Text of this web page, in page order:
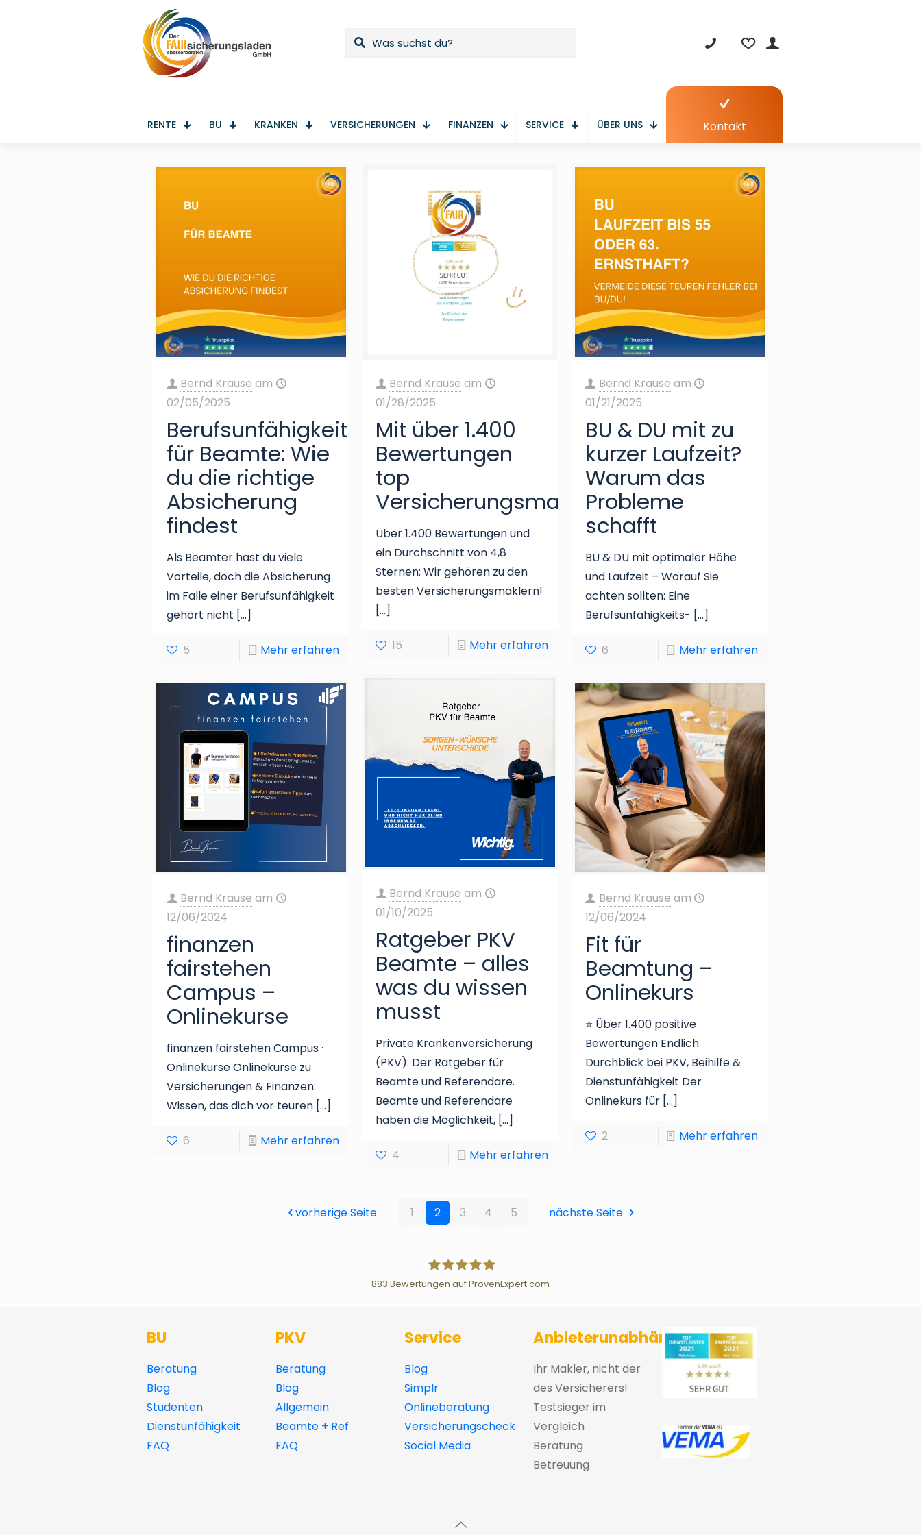
RENTE BU KRANKEN VERSICHERUNGEN FINANZEN SERVICE ÜBER UNS Kontakt
Bernd Krause am
02/05/2025
Berufsunfähigkeitsversicherung
für Beamte: Wie
du die richtige
Absicherung
findest
Als Beamter hast du viele
Vorteile, doch die Absicherung
im Falle einer Berufsunfähigkeit
gehört nicht […]
5 Mehr erfahren
Bernd Krause am
01/28/2025
Mit über 1.400
Bewertungen
top
Versicherungsmakler
Über 1.400 Bewertungen und
ein Durchschnitt von 4,8
Sternen: Wir gehören zu den
besten Versicherungsmaklern!
[…]
15 Mehr erfahren
Bernd Krause am
01/21/2025
BU & DU mit zu
kurzer Laufzeit?
Warum das
Probleme
schafft
BU & DU mit optimaler Höhe
und Laufzeit – Worauf Sie
achten sollten: Eine
Berufsunfähigkeits- […]
6 Mehr erfahren
Bernd Krause am
01/10/2025
Ratgeber PKV
Beamte – alles
was du wissen
musst
Private Krankenversicherung
(PKV): Der Ratgeber für
Beamte und Referendare.
Beamte und Referendare
haben die Möglichkeit, […]
4 Mehr erfahren
Bernd Krause am
12/06/2024
finanzen
fairstehen
Campus –
Onlinekurse
finanzen fairstehen Campus ·
Onlinekurse Onlinekurse zu
Versicherungen & Finanzen:
Wissen, das dich vor teuren […]
6 Mehr erfahren
Bernd Krause am
12/06/2024
Fit für
Beamtung –
Onlinekurs
⭐ Über 1.400 positive
Bewertungen Endlich
Durchblick bei PKV, Beihilfe &
Dienstunfähigkeit Der
Onlinekurs für[…]
2 Mehr erfahren
vorherige Seite 1 2 3 4 5 nächste Seite
883 Bewertungen auf ProvenExpert.com
BU
Beratung
Blog
Studenten
Dienstunfähigkeit
FAQ
PKV
Beratung
Blog
Allgemein
Beamte + Ref
FAQ
Service
Blog
Simplr
Onlineberatung
Versicherungscheck
Social Media
Anbieterunabhängig
Ihr Makler, nicht der
des Versicherers!
Testsieger im
Vergleich
Beratung
Betreuung